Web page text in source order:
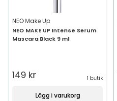
NEO Make Up
NEO MAKE UP Intense Serum
Mascara Black 9 ml
149 kr 1 butik
Lägg i varukorg